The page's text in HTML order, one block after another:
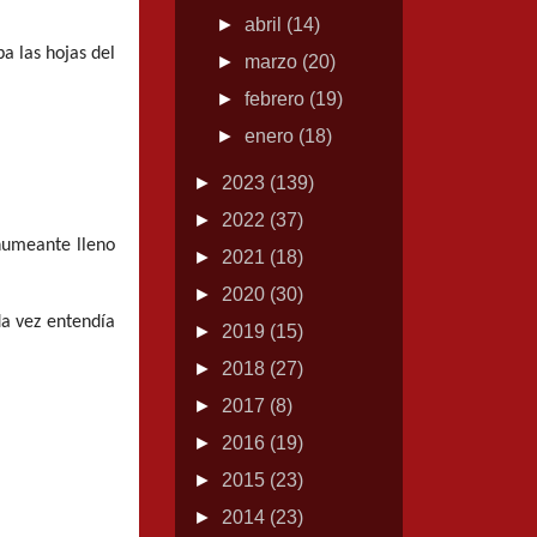
las hojas del
lleno
vez entendía
►abril (14)
► marzo (20)
►febrero (19)
►enero (18)
► 2023 (139)
► 2022 (37)
► 2021 (18)
► 2020 (30)
► 2019 (15)
► 2018 (27)
► 2017 (8)
► 2016 (19)
► 2015 (23)
► 2014 (23)